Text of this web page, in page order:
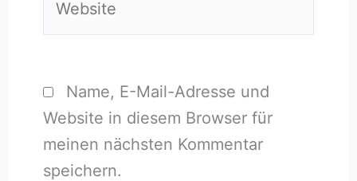
Name, E-Mail-Adresse und
Website in diesem Browser für
meinen nächsten Kommentar
speichern.